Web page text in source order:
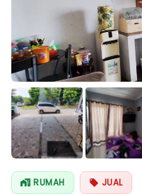
RUMAH JUAL